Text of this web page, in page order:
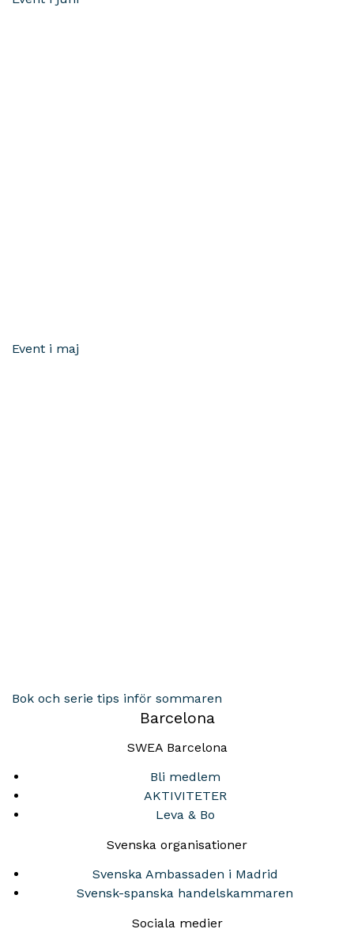
Event i maj
Bok och serie tips inför sommaren
Barcelona
SWEA Barcelona
Bli medlem
AKTIVITETER
Leva & Bo
Svenska organisationer
Svenska Ambassaden i Madrid
Svensk-spanska handelskammaren
Sociala medier